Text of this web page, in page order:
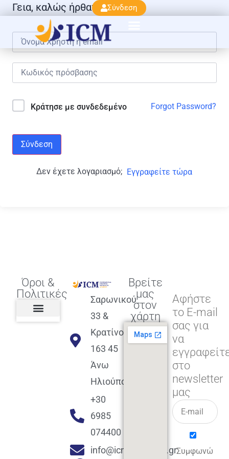
Σύνδεση
Γεια, καλώς ήρθατε πάλι!
Κράτησε με συνδεδεμένο Forgot Password?
Σύνδεση
Δεν έχετε λογαριασμό; Εγγραφείτε τώρα
Όροι &
Πολιτικές
Σαρωνικού
33 &
Κρατίνου
163 45
Άνω
Ηλιούπολη
+30
6985
074400
info@icmacademy.gr
Βρείτε
μας
στον
χάρτη
Αφήστε
το E-mail
σας για
να
στο
newsletter
μας
Συμφωνώ